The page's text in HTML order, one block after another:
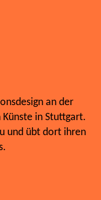
an der
in Stuttgart.
und übt dort ihren